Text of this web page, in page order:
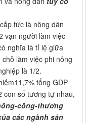
tức là nông dân
vạn người làm việc
nghĩa là tỉ lệ giữa
làm việc phi nông
là 1/2.
tổng GDP
con số tương tự nhau,
công-thương
các ngành sản